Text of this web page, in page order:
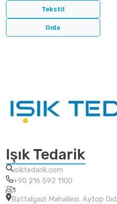
Tekstil
Gıda
Işık Tedarik
isiktedarik.com
+90 216 592 1100
Battalgazi Mahallesi. Aytop